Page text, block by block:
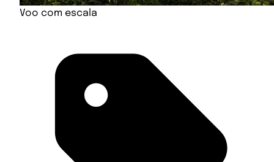
Voo com escala